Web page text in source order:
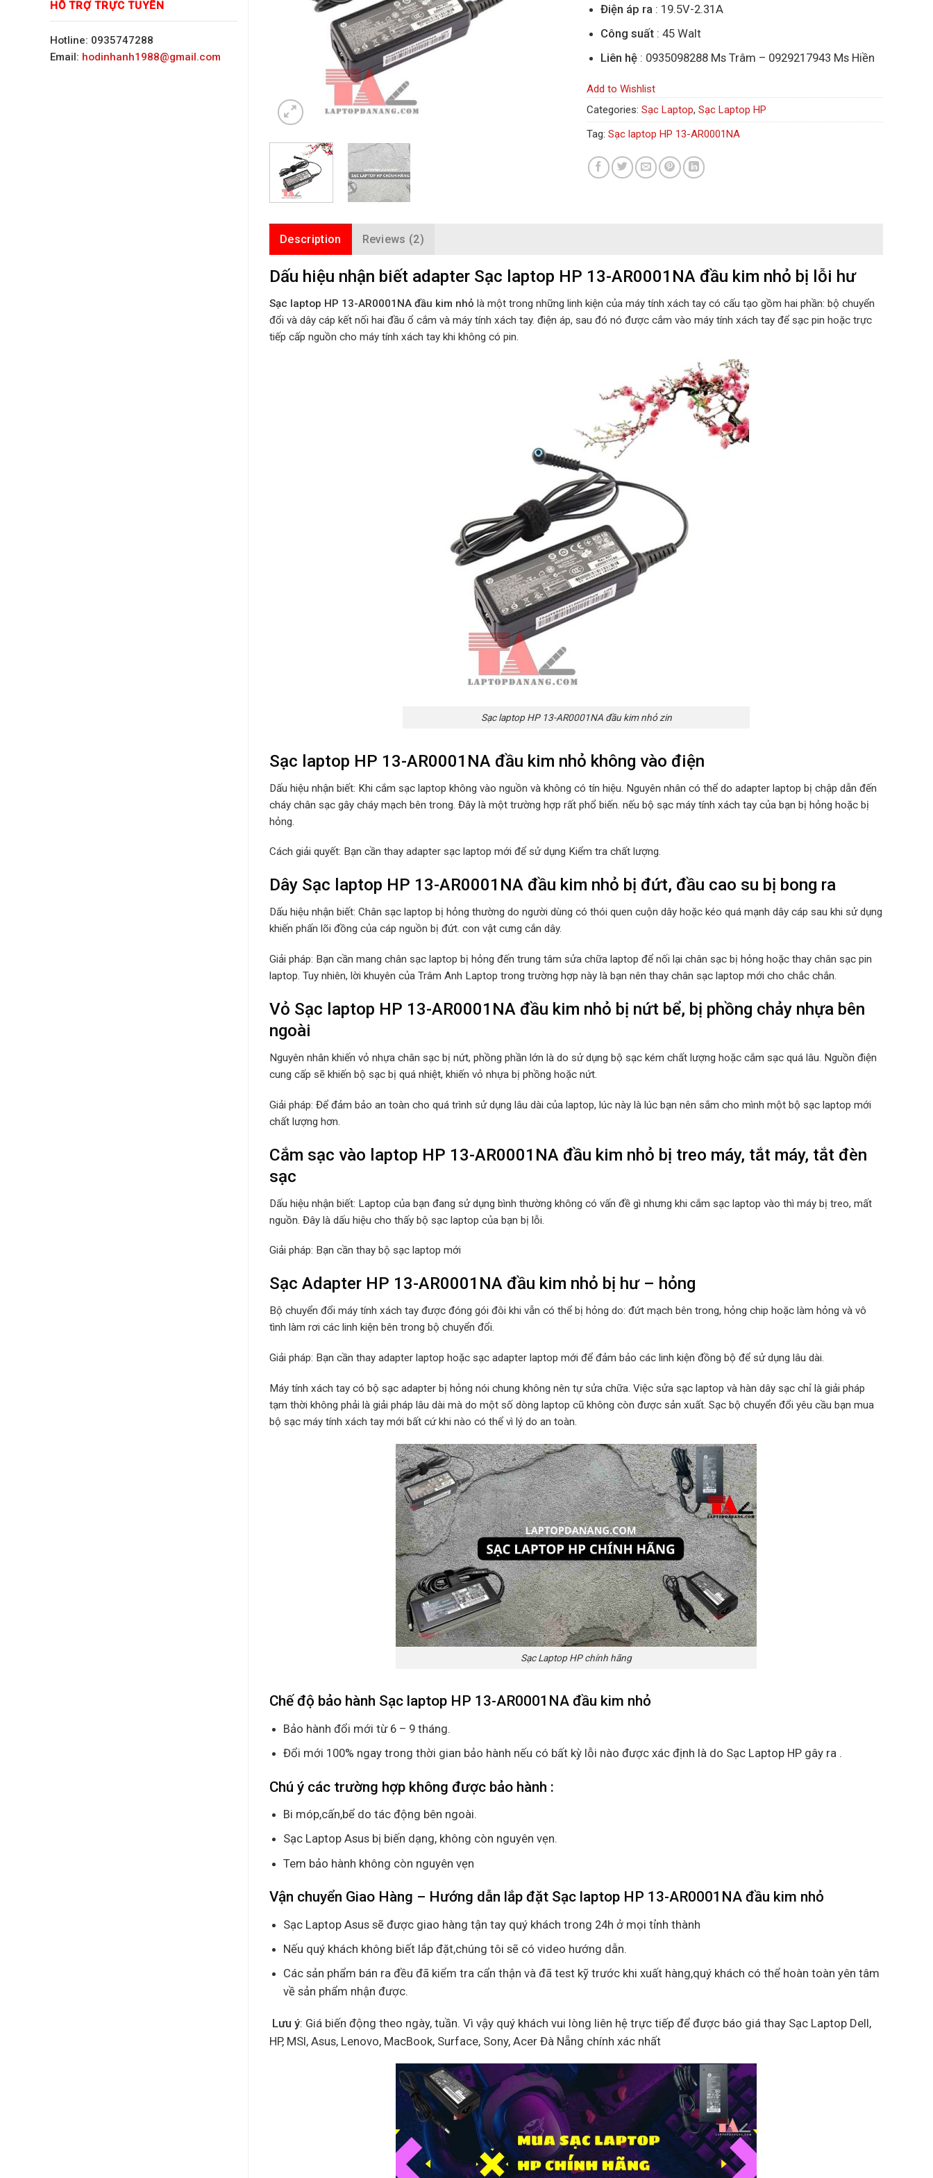
HỖ TRỢ TRỰC TUYẾN
Hotline: 0935747288
Email: hodinhanh1988@gmail.com
Điện áp ra: 19.5V-2.31A
Công suất: 45 Walt
Liên hệ: 0935098288 Ms Trâm – 0929217943 Ms Hiền
Add to Wishlist
Categories: Sạc Laptop, Sạc Laptop HP
Tag: Sạc laptop HP 13-AR0001NA
Description Reviews (2)
Dấu hiệu nhận biết adapter Sạc laptop HP 13-AR0001NA đầu kim nhỏ bị lỗi hư
Sạc laptop HP 13-AR0001NA đầu kim nhỏ là một trong những linh kiện của máy tính xách tay có cấu tạo gồm hai phần: bộ chuyển
đổi và dây cáp kết nối hai đầu ổ cắm và máy tính xách tay. điện áp, sau đó nó được cắm vào máy tính xách tay để sạc pin hoặc trực
tiếp cấp nguồn cho máy tính xách tay khi không có pin.
Sạc laptop HP 13-AR0001NA đầu kim nhỏ zin
Sạc laptop HP 13-AR0001NA đầu kim nhỏ không vào điện
Dấu hiệu nhận biết: Khi cắm sạc laptop không vào nguồn và không có tín hiệu. Nguyên nhân có thể do adapter laptop bị chập dẫn đến
cháy chân sạc gây cháy mạch bên trong. Đây là một trường hợp rất phổ biến. nếu bộ sạc máy tính xách tay của bạn bị hỏng hoặc bị
hỏng.
Cách giải quyết: Bạn cần thay adapter sạc laptop mới để sử dụng Kiểm tra chất lượng.
Dây Sạc laptop HP 13-AR0001NA đầu kim nhỏ bị đứt, đầu cao su bị bong ra
Dấu hiệu nhận biết: Chân sạc laptop bị hỏng thường do người dùng có thói quen cuộn dây hoặc kéo quá mạnh dây cáp sau khi sử dụng
khiến phấn lõi đồng của cáp nguồn bị đứt. con vật cưng cắn dây.
Giải pháp: Bạn cần mang chân sạc laptop bị hỏng đến trung tâm sửa chữa laptop để nối lại chân sạc bị hỏng hoặc thay chân sạc pin
laptop. Tuy nhiên, lời khuyên của Trâm Anh Laptop trong trường hợp này là bạn nên thay chân sạc laptop mới cho chắc chắn.
Vỏ Sạc laptop HP 13-AR0001NA đầu kim nhỏ bị nứt bể, bị phồng chảy nhựa bên
ngoài
Nguyên nhân khiến vỏ nhựa chân sạc bị nứt, phồng phần lớn là do sử dụng bộ sạc kém chất lượng hoặc cắm sạc quá lâu. Nguồn điện
cung cấp sẽ khiến bộ sạc bị quá nhiệt, khiến vỏ nhựa bị phồng hoặc nứt.
Giải pháp: Để đảm bảo an toàn cho quá trình sử dụng lâu dài của laptop, lúc này là lúc bạn nên sắm cho mình một bộ sạc laptop mới
chất lượng hơn.
Cắm sạc vào laptop HP 13-AR0001NA đầu kim nhỏ bị treo máy, tắt máy, tắt đèn
sạc
Dấu hiệu nhận biết: Laptop của bạn đang sử dụng bình thường không có vấn đề gì nhưng khi cắm sạc laptop vào thì máy bị treo, mất
nguồn. Đây là dấu hiệu cho thấy bộ sạc laptop của bạn bị lỗi.
Giải pháp: Bạn cần thay bộ sạc laptop mới
Sạc Adapter HP 13-AR0001NA đầu kim nhỏ bị hư – hỏng
Bộ chuyển đổi máy tính xách tay được đóng gói đôi khi vẫn có thể bị hỏng do: đứt mạch bên trong, hỏng chip hoặc làm hỏng và vô
tình làm rơi các linh kiện bên trong bộ chuyển đổi.
Giải pháp: Bạn cần thay adapter laptop hoặc sạc adapter laptop mới để đảm bảo các linh kiện đồng bộ để sử dụng lâu dài.
Máy tính xách tay có bộ sạc adapter bị hỏng nói chung không nên tự sửa chữa. Việc sửa sạc laptop và hàn dây sạc chỉ là giải pháp
tạm thời không phải là giải pháp lâu dài mà do một số dòng laptop cũ không còn được sản xuất. Sạc bộ chuyển đổi yêu cầu bạn mua
bộ sạc máy tính xách tay mới bất cứ khi nào có thể vì lý do an toàn.
Sạc Laptop HP chính hãng
Chế độ bảo hành Sạc laptop HP 13-AR0001NA đầu kim nhỏ
Bảo hành đổi mới từ 6 – 9 tháng.
Đổi mới 100% ngay trong thời gian bảo hành nếu có bất kỳ lỗi nào được xác định là do Sạc Laptop HP gây ra .
Chú ý các trường hợp không được bảo hành :
Bi móp,cấn,bể do tác động bên ngoài.
Sạc Laptop Asus bị biến dạng, không còn nguyên vẹn.
Tem bảo hành không còn nguyên vẹn
Vận chuyển Giao Hàng – Hướng dẫn lắp đặt Sạc laptop HP 13-AR0001NA đầu kim nhỏ
Sạc Laptop Asus sẽ được giao hàng tận tay quý khách trong 24h ở mọi tỉnh thành
Nếu quý khách không biết lắp đặt,chúng tôi sẽ có video hướng dẫn.
Các sản phẩm bán ra đều đã kiểm tra cẩn thận và đã test kỹ trước khi xuất hàng,quý khách có thể hoàn toàn yên tâm
về sản phẩm nhận được.
Lưu ý: Giá biến động theo ngày, tuần. Vì vậy quý khách vui lòng liên hệ trực tiếp để được báo giá thay Sạc Laptop Dell,
HP, MSI, Asus, Lenovo, MacBook, Surface, Sony, Acer Đà Nẵng chính xác nhất